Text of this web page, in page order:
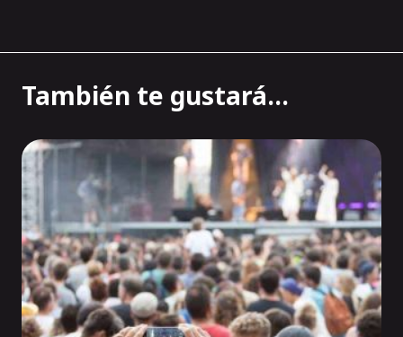
También te gustará...